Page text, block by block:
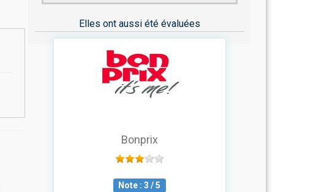
Elles ont aussi été évaluées
Bonprix
Note :3 /5